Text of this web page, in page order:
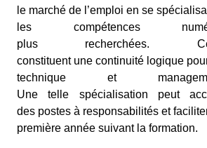
le marché de l’emploi en se
les compétences
plus recherchées.
constituent une continuité logique
technique et
Une telle spécialisation peut
des postes à responsabilités et
première année suivant la formation.